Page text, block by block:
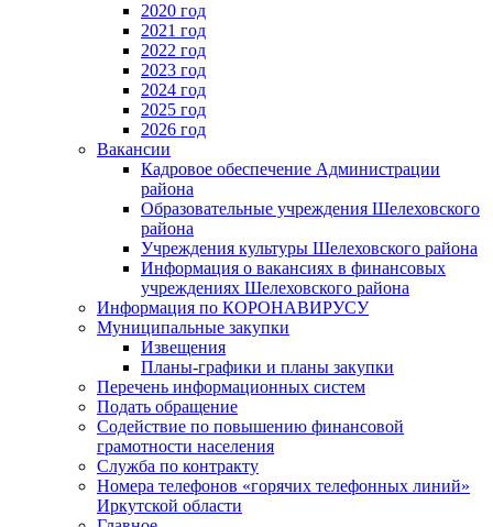
2020 год
2021 год
2022 год
2023 год
2024 год
2025 год
2026 год
Вакансии
Кадровое обеспечение Администрации
района
Образовательные учреждения Шелеховского
района
Учреждения культуры Шелеховского района
Информация о вакансиях в финансовых
учреждениях Шелеховского района
Информация по КОРОНАВИРУСУ
Муниципальные закупки
Извещения
Планы-графики и планы закупки
Перечень информационных систем
Подать обращение
Содействие по повышению финансовой
грамотности населения
Служба по контракту
Номера телефонов «горячих телефонных линий»
Иркутской области